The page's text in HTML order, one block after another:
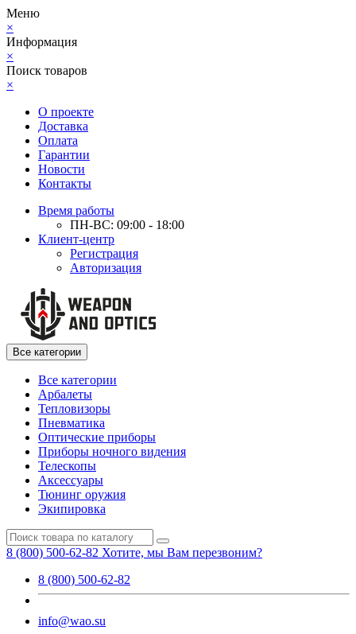
Меню
×
Информация
×
Поиск товаров
×
О проекте
Доставка
Оплата
Гарантии
Новости
Контакты
Время работы
ПН-ВС: 09:00 - 18:00
Клиент-центр
Регистрация
Авторизация
Все категории
Все категории
Арбалеты
Тепловизоры
Пневматика
Оптические приборы
Приборы ночного видения
Телескопы
Аксессуары
Тюнинг оружия
Экипировка
8 (800) 500-62-82 Хотите, мы Вам перезвоним?
8 (800) 500-62-82
info@wao.su